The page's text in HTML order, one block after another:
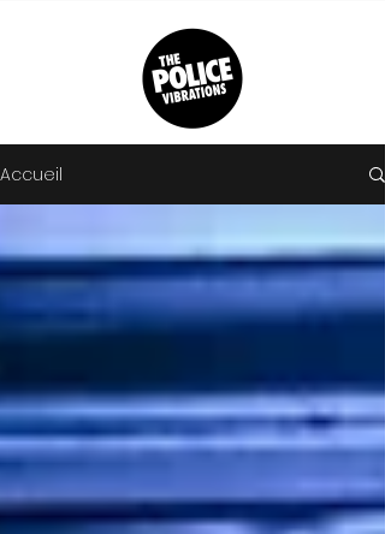
Accueil